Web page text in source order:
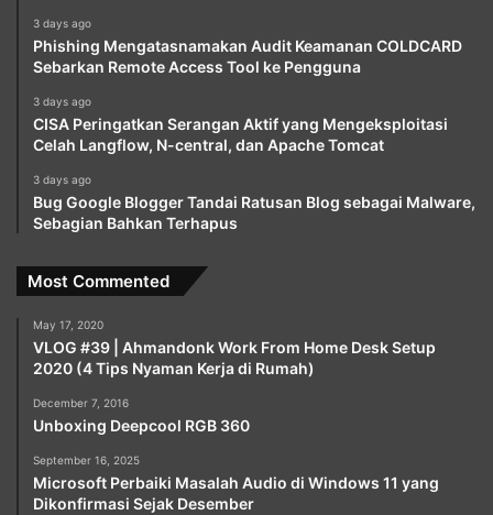
3 days ago
Phishing Mengatasnamakan Audit Keamanan COLDCARD
Sebarkan Remote Access Tool ke Pengguna
3 days ago
CISA Peringatkan Serangan Aktif yang Mengeksploitasi
Celah Langflow, N-central, dan Apache Tomcat
3 days ago
Bug Google Blogger Tandai Ratusan Blog sebagai Malware,
Sebagian Bahkan Terhapus
Most Commented
May 17, 2020
VLOG #39 | Ahmandonk Work From Home Desk Setup
2020 (4 Tips Nyaman Kerja di Rumah)
December 7, 2016
Unboxing Deepcool RGB 360
September 16, 2025
Microsoft Perbaiki Masalah Audio di Windows 11 yang
Dikonfirmasi Sejak Desember